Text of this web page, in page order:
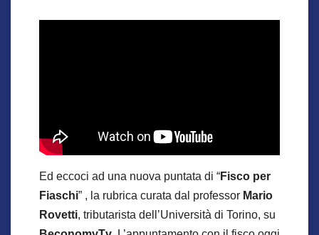
Ed eccoci ad una nuova puntata di “Fisco per
Fiaschi” , la rubrica curata dal professor Mario
Rovetti, tributarista dell’Università di Torino, su